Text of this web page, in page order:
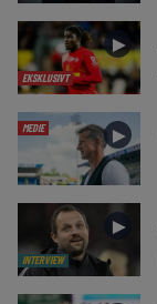
EKSKLUSIVT
►
MEDIE ►
INTERVIEW
►